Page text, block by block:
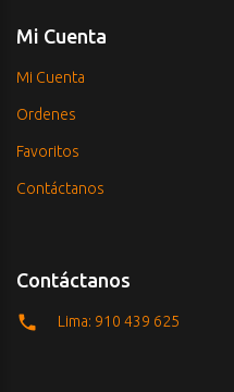
Mi Cuenta
Mi Cuenta
Ordenes
Favoritos
Contáctanos
Contáctanos
Lima: 910 439 625